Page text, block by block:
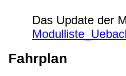
Das Update der
Fahrplan